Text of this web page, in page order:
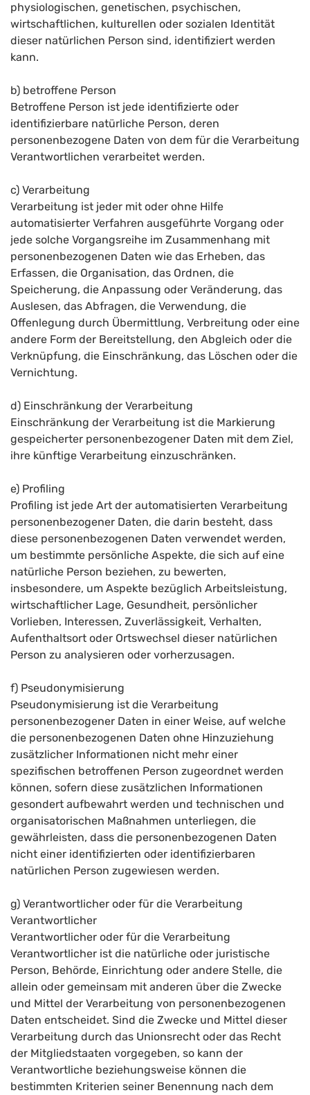
physiologischen, genetischen, psychischen,
wirtschaftlichen, kulturellen oder sozialen Identität
dieser natürlichen Person sind, identifiziert werden
kann.
b) betroffene Person
Betroffene Person ist jede identifizierte oder
identifizierbare natürliche Person, deren
personenbezogene Daten von dem für die Verarbeitung
Verantwortlichen verarbeitet werden.
c) Verarbeitung
Verarbeitung ist jeder mit oder ohne Hilfe
automatisierter Verfahren ausgeführte Vorgang oder
jede solche Vorgangsreihe im Zusammenhang mit
personenbezogenen Daten wie das Erheben, das
Erfassen, die Organisation, das Ordnen, die
Speicherung, die Anpassung oder Veränderung, das
Auslesen, das Abfragen, die Verwendung, die
Offenlegung durch Übermittlung, Verbreitung oder eine
andere Form der Bereitstellung, den Abgleich oder die
Verknüpfung, die Einschränkung, das Löschen oder die
Vernichtung.
d) Einschränkung der Verarbeitung
Einschränkung der Verarbeitung ist die Markierung
gespeicherter personenbezogener Daten mit dem Ziel,
ihre künftige Verarbeitung einzuschränken.
e) Profiling
Profiling ist jede Art der automatisierten Verarbeitung
personenbezogener Daten, die darin besteht, dass
diese personenbezogenen Daten verwendet werden,
um bestimmte persönliche Aspekte, die sich auf eine
natürliche Person beziehen, zu bewerten,
insbesondere, um Aspekte bezüglich Arbeitsleistung,
wirtschaftlicher Lage, Gesundheit, persönlicher
Vorlieben, Interessen, Zuverlässigkeit, Verhalten,
Aufenthaltsort oder Ortswechsel dieser natürlichen
Person zu analysieren oder vorherzusagen.
f) Pseudonymisierung
Pseudonymisierung ist die Verarbeitung
personenbezogener Daten in einer Weise, auf welche
die personenbezogenen Daten ohne Hinzuziehung
zusätzlicher Informationen nicht mehr einer
spezifischen betroffenen Person zugeordnet werden
können, sofern diese zusätzlichen Informationen
gesondert aufbewahrt werden und technischen und
organisatorischen Maßnahmen unterliegen, die
gewährleisten, dass die personenbezogenen Daten
nicht einer identifizierten oder identifizierbaren
natürlichen Person zugewiesen werden.
g) Verantwortlicher oder für die Verarbeitung
Verantwortlicher
Verantwortlicher oder für die Verarbeitung
Verantwortlicher ist die natürliche oder juristische
Person, Behörde, Einrichtung oder andere Stelle, die
allein oder gemeinsam mit anderen über die Zwecke
und Mittel der Verarbeitung von personenbezogenen
Daten entscheidet. Sind die Zwecke und Mittel dieser
Verarbeitung durch das Unionsrecht oder das Recht
der Mitgliedstaaten vorgegeben, so kann der
Verantwortliche beziehungsweise können die
bestimmten Kriterien seiner Benennung nach dem